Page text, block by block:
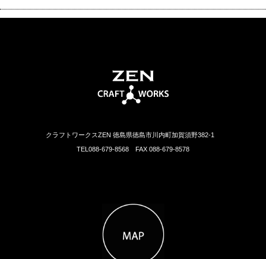
クラフトワークスZEN 徳島県徳島市川内町加賀須野382-1
TEL088-679-8568 FAX 088-679-8578